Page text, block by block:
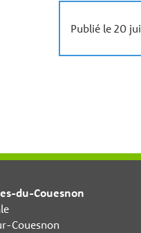
Publié le 20
du-Couesnon
Couesnon